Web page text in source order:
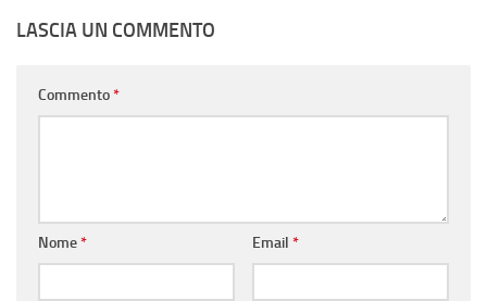
LASCIA UN COMMENTO
Commento*
Nome* Email *